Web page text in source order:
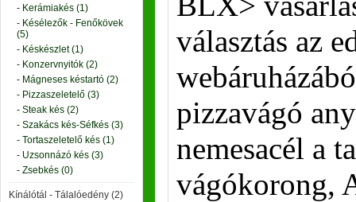
- Kerámiakés (1)
- Késélezők - Fenőkövek
(5)
- Késkészlet (1)
- Konzervnyitók (2)
- Mágneses késtartó (2)
- Pizzaszeletelő (3)
- Steak kés (2)
- Szakács kés-Séfkés (3)
- Tortaszeletelő kés (1)
- Uzsonnázó kés (3)
- Zsebkés (0)
Kínálótál - Tálalóedény (2)
választás az
pizzavágó
nemesacél a
vágókorong,